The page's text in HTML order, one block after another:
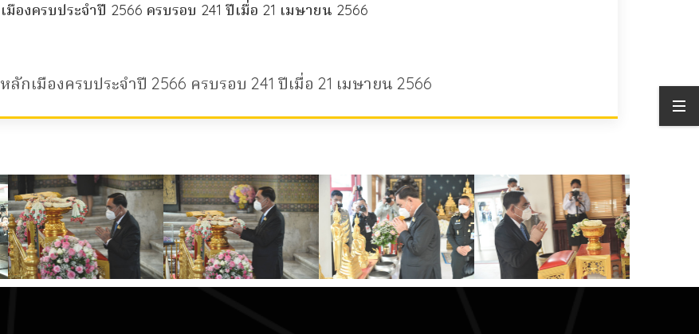
งครบประจำปี 2566 ครบรอบ 241 ปีเมื่อ 21 เมษายน 2566
เมืองครบประจำปี 2566 ครบรอบ 241 ปีเมื่อ 21 เมษายน 2566